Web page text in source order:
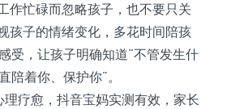
作忙碌而忽略孩子，也不要只关
孩子的情绪变化，多花时间陪孩
受，让孩子明确知道“不管发生什
陪着你、保护你”。
疗愈，抖音宝妈实测有效，家长